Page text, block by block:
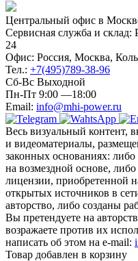
Центральный офис в
Сервисная служба и склад:
24
Офис: Россия, Москва,
Тел.: +7(495)789-38-96
Сб-Вс Выходной
Пн-Пт 9:00 —18:00
Email: info@mhi-power.ru
Весь визуальный контент,
и видеоматериалы,
законных основаниях:
на возмездной основе,
лицензии, приобретенной
открытых источников в
авторство, либо созданы
Вы претендуете на
возражаете против их
написать об этом на e-mail:
Товар добавлен в корзину